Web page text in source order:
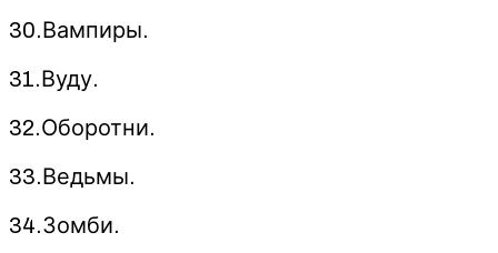
30.Вампиры.
31.Вуду.
32.Оборотни.
33.Ведьмы.
34.Зомби.